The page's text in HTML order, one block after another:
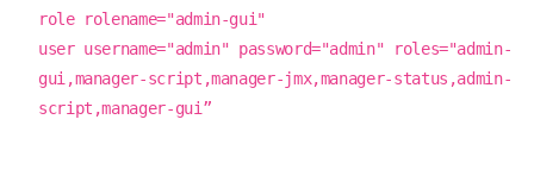
role rolename="admin-gui"
user username="admin" password="admin" roles="admin-
gui,manager-script,manager-jmx,manager-status,admin-
script,manager-gui”